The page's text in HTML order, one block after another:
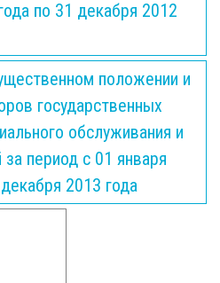
по 31 декабря 2012
положении и
государственных
обслуживания и
период с 01 января
2013 года